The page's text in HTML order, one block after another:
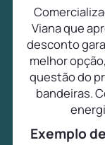
Viana que
desconto
melhor
questão do
bandeiras.
Exemplo